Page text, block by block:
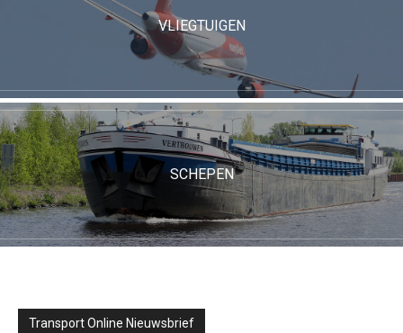
VLIEGTUIGEN
SCHEPEN
Transport Online Nieuwsbrief